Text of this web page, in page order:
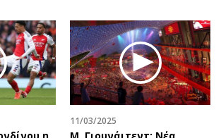
Πωλούνται
Ζητούν εργασία
Θέσεις εργασίας
Geek
Νέα
11/03/2025